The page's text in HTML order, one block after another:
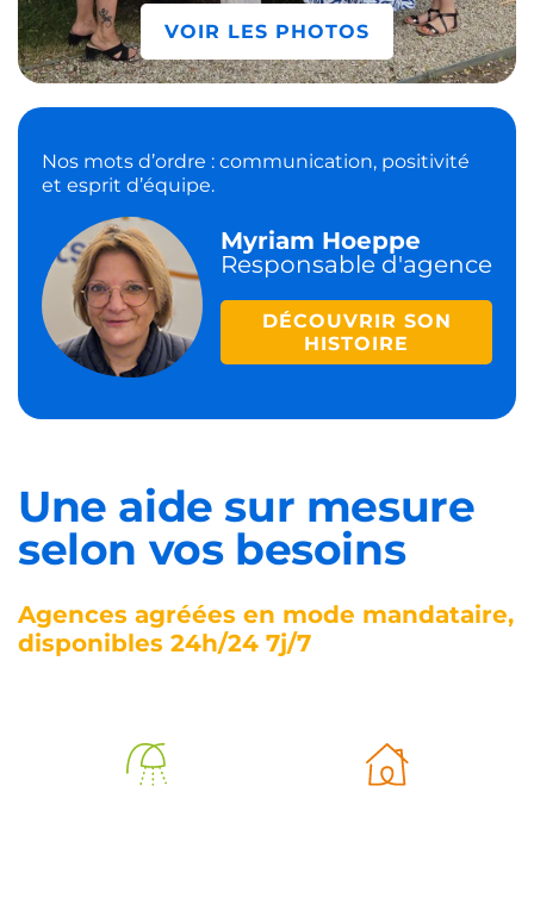
VOIR LES PHOTOS
Nos mots d’ordre : communication, positivité
et esprit d’équipe.
Myriam Hoeppe
Responsable d'agence
DÉCOUVRIR SON
HISTOIRE
Une aide sur mesure
selon vos besoins
Agences agréées en mode mandataire,
disponibles 24h/24 7j/7